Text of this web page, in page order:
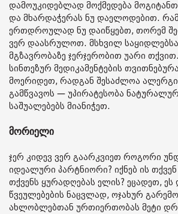
დამოუკიდებლად მოქმედება
და მხარდაჭერას ნუ დაელოდებით.
ერთდროულად ნუ დაიწყებთ, თორემ
ვერ დაასრულოთ. მსხვილ
მგზავრობაზე ჯერჯერობით უარი
სინთეზურ მედიკამენტების
მოერიდეთ, რადგან შესაძლოა
გამწვავოს — უპირატესობა
საშუალებებს მიანიჭეთ.
მორიელი
ჯერ კიდევ ვერ გაარკვიეთ როგორი
იდეალური პარტნიორი? იქნებ ის
თქვენს ყურადღებას ელის? ეცადეთ, ეს
წვეულებების ნაცვლად, ოჯახურ
ახლობლებთან ურთიერთობას მეტი